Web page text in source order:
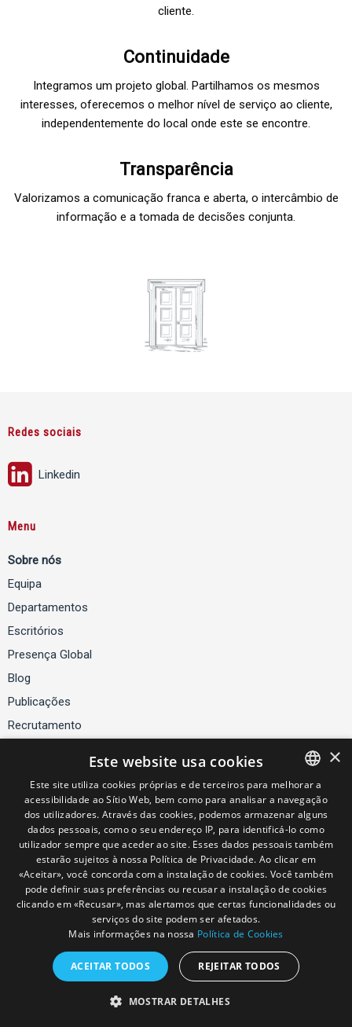
cliente.
Continuidade
Integramos um projeto global. Partilhamos os mesmos
interesses, oferecemos o melhor nível de serviço ao cliente,
independentemente do local onde este se encontre.
Transparência
Valorizamos a comunicação franca e aberta, o intercâmbio de
informação e a tomada de decisões conjunta.
Redes sociais
Linkedin
Menu
Sobre nós
Equipa
Departamentos
Escritórios
Presença Global
Blog
Publicações
Recrutamento
Contactos
Política de Segurança de Informação
Política de Cookies
Sociedade de Advogados, SP, RL. are the Portuguese member firms of Andersen Global, a Swiss verein comprised of legally separate,
independent member firms located throughout the world providing services under their own name or the brand "Andersen Tax" or "Andersen Tax &
no responsibility for any actions of Andersen Global. Your use of this website is subject to the terms and conditions governing it. Please read
these terms and conditions before using the website.
PORTUGUESE
SPANISH
×
Este website usa cookies
Este site utiliza cookies próprias e de terceiros para melhorar a
acessibilidade ao Sítio Web, bem como para analisar a navegação
dos utilizadores. Através das cookies, podemos armazenar alguns
dados pessoais, como o seu endereço IP, para identificá-lo como
utilizador sempre que aceder ao site. Esses dados pessoais também
estarão sujeitos à nossa Política de Privacidade. Ao clicar em
«Aceitar», você concorda com a instalação de cookies. Você também
pode definir suas preferências ou recusar a instalação de cookies
clicando em «Recusar», mas alertamos que certas funcionalidades ou
serviços do site podem ser afetados.
Mais informações na nossa Política de Cookies
ACEITAR TODOS REJEITAR TODOS
MOSTRAR DETALHES